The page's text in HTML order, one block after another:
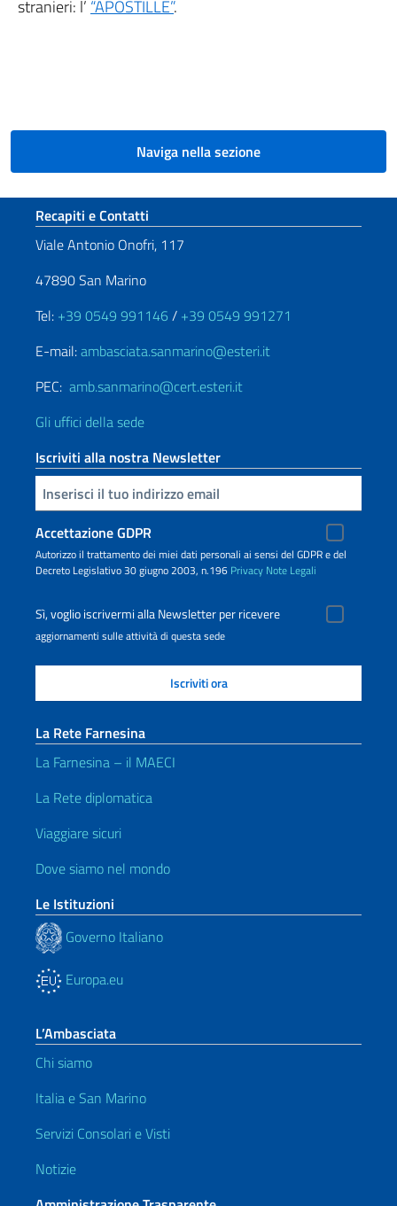
stranieri: l’ “APOSTILLE”.
Naviga nella sezione
Sezione footer
Recapiti e Contatti
Viale Antonio Onofri, 117
47890 San Marino
Tel: +39 0549 991146 / +39 0549 991271
E-mail:ambasciata.sanmarino@esteri.it
PEC: amb.sanmarino@cert.esteri.it
Gli uffici della sede
Iscriviti alla nostra Newsletter
Inserisci la tua email
Accettazione GDPR
Autorizzo il trattamento dei miei dati personali ai sensi del GDPR e del
Decreto Legislativo 30 giugno 2003, n.196 Privacy Note Legali
Sì, voglio iscrivermi alla Newsletter per ricevere
aggiornamenti sulle attività di questa sede
La Rete Farnesina
La Farnesina – il MAECI
La Rete diplomatica
Viaggiare sicuri
Dove siamo nel mondo
Le Istituzioni
Governo Italiano
Europa.eu
L’Ambasciata
Chi siamo
Italia e San Marino
Servizi Consolari e Visti
Notizie